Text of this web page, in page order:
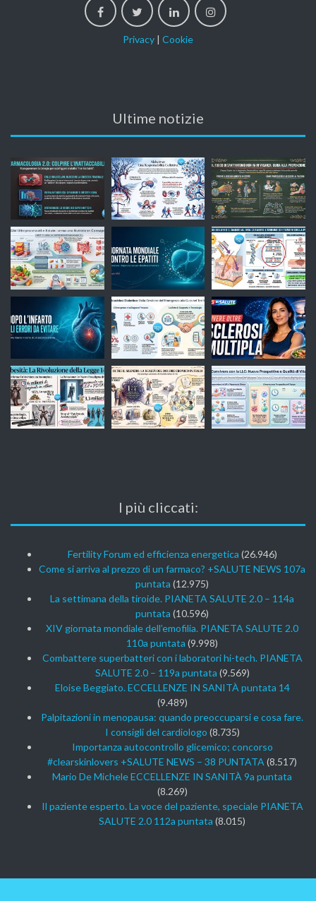
Privacy | Cookie
Ultime notizie
I più cliccati:
Fertility Forum ed efficienza energetica (26.946)
Come si arriva al prezzo di un farmaco? +SALUTE NEWS 107a
puntata (12.975)
La settimana della tiroide. PIANETA SALUTE 2.0 – 114a
puntata (10.596)
XIV giornata mondiale dell’emofilia. PIANETA SALUTE 2.0
110a puntata (9.998)
Combattere superbatteri con i laboratori hi-tech. PIANETA
SALUTE 2.0 – 119a puntata (9.569)
Eloise Beggiato. ECCELLENZE IN SANITÀ puntata 14
(9.489)
Palpitazioni in menopausa: quando preoccuparsi e cosa fare.
I consigli del cardiologo (8.735)
Importanza autocontrollo glicemico; concorso
#clearskinlovers +SALUTE NEWS – 38 PUNTATA (8.517)
Mario De Michele ECCELLENZE IN SANITÀ 9a puntata
(8.269)
Il paziente esperto. La voce del paziente, speciale PIANETA
SALUTE 2.0 112a puntata (8.015)